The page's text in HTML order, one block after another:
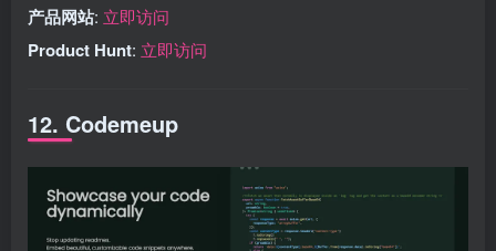
产品网站: 立即访问
Product Hunt: 立即访问
12. Codemeup